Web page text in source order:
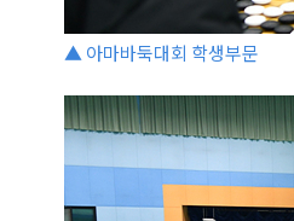
▲ 아마바둑대회 학생부문